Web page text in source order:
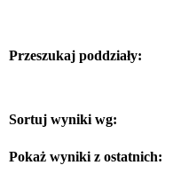
Przeszukaj poddziały:
Sortuj wyniki wg:
Pokaż wyniki z ostatnich: